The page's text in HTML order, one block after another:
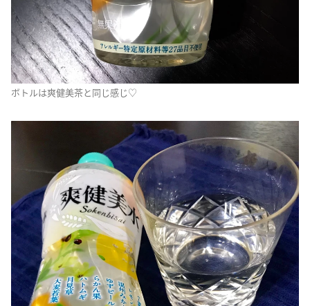
ボトルは爽健美茶と同じ感じ♡